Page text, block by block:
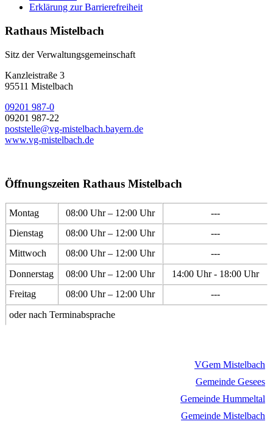
Erklärung zur Barrierefreiheit
Rathaus Mistelbach
Sitz der Verwaltungsgemeinschaft
Kanzleistraße 3
95511 Mistelbach
09201 987-0
09201 987-22
poststelle@vg-mistelbach.bayern.de
www.vg-mistelbach.de
Öffnungszeiten Rathaus Mistelbach
Montag 08:00 Uhr – 12:00 Uhr
---
Dienstag
08:00 Uhr – 12:00 Uhr
---
Mittwoch
08:00 Uhr – 12:00 Uhr
---
Donnerstag
08:00 Uhr – 12:00 Uhr
14:00 Uhr - 18:00 Uhr
Freitag
08:00 Uhr – 12:00 Uhr
---
oder nach Terminabsprache
VGem Mistelbach
Gemeinde Gesees
Gemeinde Hummeltal
Gemeinde Mistelbach